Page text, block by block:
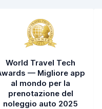
World Travel Tech
— Migliore app
al mondo per la
prenotazione del
noleggio auto 2025